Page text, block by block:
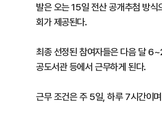
발은 오는 15일 전산 공개추첨 방
회가 제공된다.
최종 선정된 참여자들은 다음 달
공도서관 등에서 근무하게 된다.
근무 조건은 주 5일, 하루 7시간이